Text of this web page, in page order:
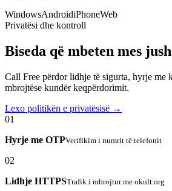
WindowsAndroidiPhoneWeb
Privatësi dhe kontroll
Biseda që mbeten mes
Call Free përdor lidhje të sigurta, hyrje me
mbrojtëse kundër keqpërdorimit.
Lexo politikën e privatësisë →
01
Hyrje me OTPVerifikim i numrit të telefonit
02
Lidhje HTTPSTrafik i mbrojtur me okult.org